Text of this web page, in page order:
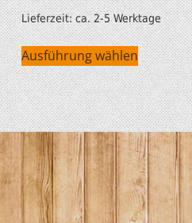
Lieferzeit:ca. 2-5 Werktage
Ausführung wählen